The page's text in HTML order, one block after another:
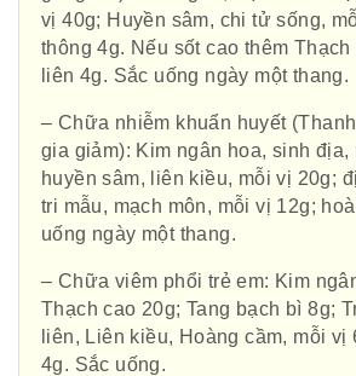
vị 40g; Huyền sâm, chi tử sống,
thông 4g. Nếu sốt cao thêm
liên 4g. Sắc uống ngày một thang.
– Chữa nhiễm khuẩn huyết
gia giảm): Kim ngân hoa, sinh địa,
huyền sâm, liên kiều, mỗi vị 20g;
tri mẫu, mạch môn, mỗi vị 12g;
uống ngày một thang.
– Chữa viêm phổi trẻ em: Kim
Thạch cao 20g; Tang bạch bì 8g;
liên, Liên kiều, Hoàng cầm, mỗi vị
4g. Sắc uống.